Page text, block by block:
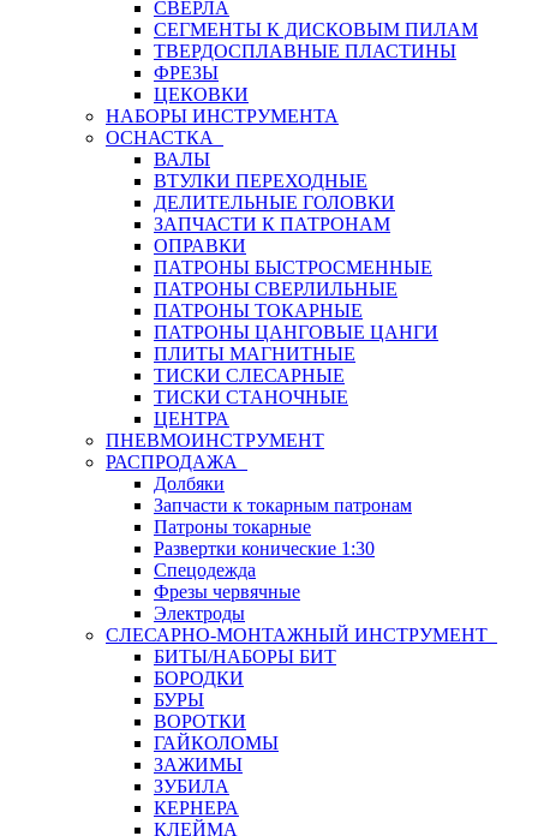
СВЕРЛА
СЕГМЕНТЫ К ДИСКОВЫМ ПИЛАМ
ТВЕРДОСПЛАВНЫЕ ПЛАСТИНЫ
ФРЕЗЫ
ЦЕКОВКИ
НАБОРЫ ИНСТРУМЕНТА
ОСНАСТКА
ВАЛЫ
ВТУЛКИ ПЕРЕХОДНЫЕ
ДЕЛИТЕЛЬНЫЕ ГОЛОВКИ
ЗАПЧАСТИ К ПАТРОНАМ
ОПРАВКИ
ПАТРОНЫ БЫСТРОСМЕННЫЕ
ПАТРОНЫ СВЕРЛИЛЬНЫЕ
ПАТРОНЫ ТОКАРНЫЕ
ПАТРОНЫ ЦАНГОВЫЕ ЦАНГИ
ПЛИТЫ МАГНИТНЫЕ
ТИСКИ СЛЕСАРНЫЕ
ТИСКИ СТАНОЧНЫЕ
ЦЕНТРА
ПНЕВМОИНСТРУМЕНТ
РАСПРОДАЖА
Долбяки
Запчасти к токарным патронам
Патроны токарные
Развертки конические 1:30
Спецодежда
Фрезы червячные
Электроды
СЛЕСАРНО-МОНТАЖНЫЙ ИНСТРУМЕНТ
БИТЫ/НАБОРЫ БИТ
БОРОДКИ
БУРЫ
ВОРОТКИ
ГАЙКОЛОМЫ
ЗАЖИМЫ
ЗУБИЛА
КЕРНЕРА
КЛЕЙМА